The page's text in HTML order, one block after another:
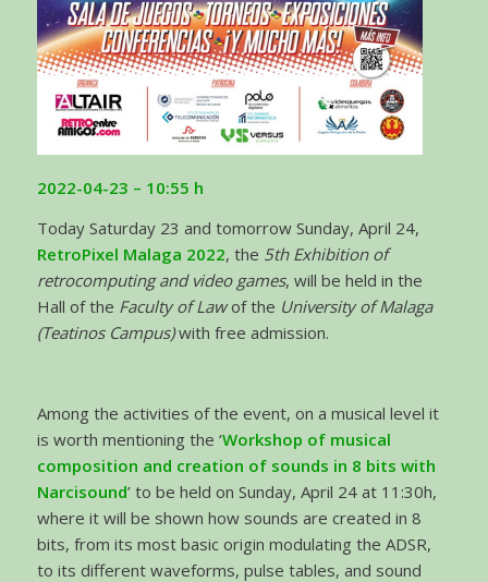
2022-04-23 – 10:55 h
Today Saturday 23 and tomorrow Sunday, April 24,
RetroPixel Malaga 2022, the 5th Exhibition of
retrocomputing and video games, will be held in the
Hall of the Faculty of Lawof the University of Malaga
(Teatinos Campus)with free admission.
Among the activities of the event, on a musical level it
is worth mentioning the ‘Workshop of musical
composition and creation of sounds in 8 bits with
Narcisound’ to be held on Sunday, April 24 at 11:30h,
where it will be shown how sounds are created in 8
bits, from its most basic origin modulating the ADSR,
to its different waveforms, pulse tables, and sound